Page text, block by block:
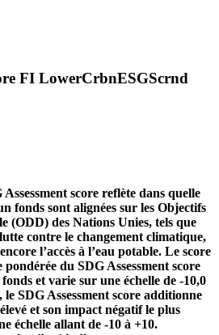
FI LowerCrbnESGScrnd
Assessment score reflète dans quelle
fonds sont alignées sur les Objectifs
(ODD) des Nations Unies, tels que
contre le changement climatique,
l’accès à l’eau potable. Le score
pondérée du SDG Assessment score
et varie sur une échelle de -10,0
SDG Assessment score additionne
et son impact négatif le plus
échelle allant de -10 à +10.